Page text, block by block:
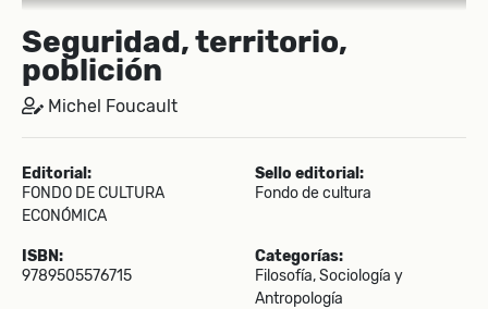
Seguridad, territorio,
poblición
Michel Foucault
Editorial:
FONDO DE CULTURA
ECONÓMICA
Sello editorial:
Fondo de cultura
ISBN:
9789505576715
Categorías:
Filosofía, Sociología y
Antropología